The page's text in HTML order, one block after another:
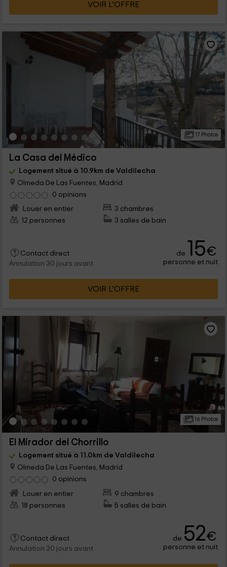
VOIR L’OFFRE
17 Photos
La Casa del Médico
Logement situé à 10.9km de Valdilecha
Olmeda De Las Fuentes, Madrid
0 opinions
Louer en entier
3 chambres
12 personnes
3 salles de bain
Contact direct
Annulation 30 jours avant
de 15€
personne et nuit
VOIR L’OFFRE
16 Photos
El Mirador del Chorrillo
Logement situé à 11.0km de Valdilecha
Olmeda De Las Fuentes, Madrid
0 opinions
Louer en entier
9 chambres
18 personnes
5 salles de bain
Contact direct
Annulation 30 jours avant
de 52€
personne et nuit